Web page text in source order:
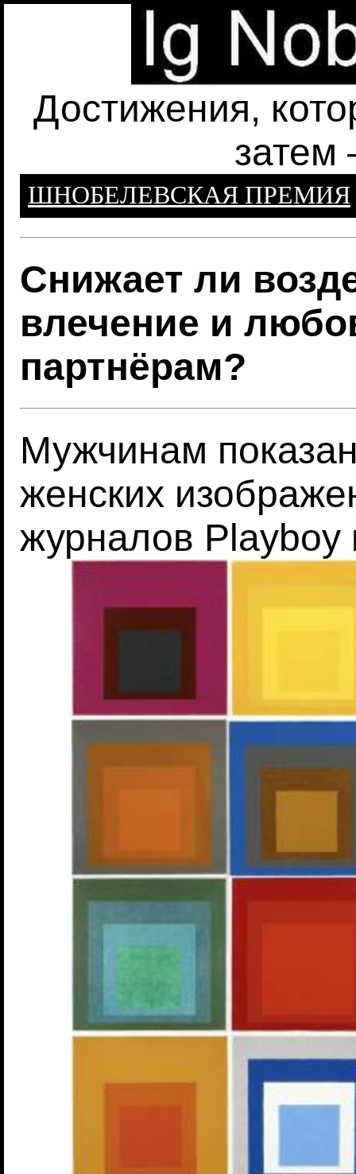
Достижения,
затем
ШНОБЕЛЕВСКАЯ ПРЕМИЯ
Снижает ли
влечение и
партнёрам?
Мужчинам
женских
журналов Playboy